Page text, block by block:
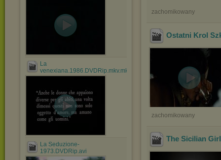
La
venexiana.1986.DVDRip.mkv.mkv
La Seduzione-
1973.DVDRip.avi
zachomikowany
Ostatni Krol
zachomikowany
The Sicilian